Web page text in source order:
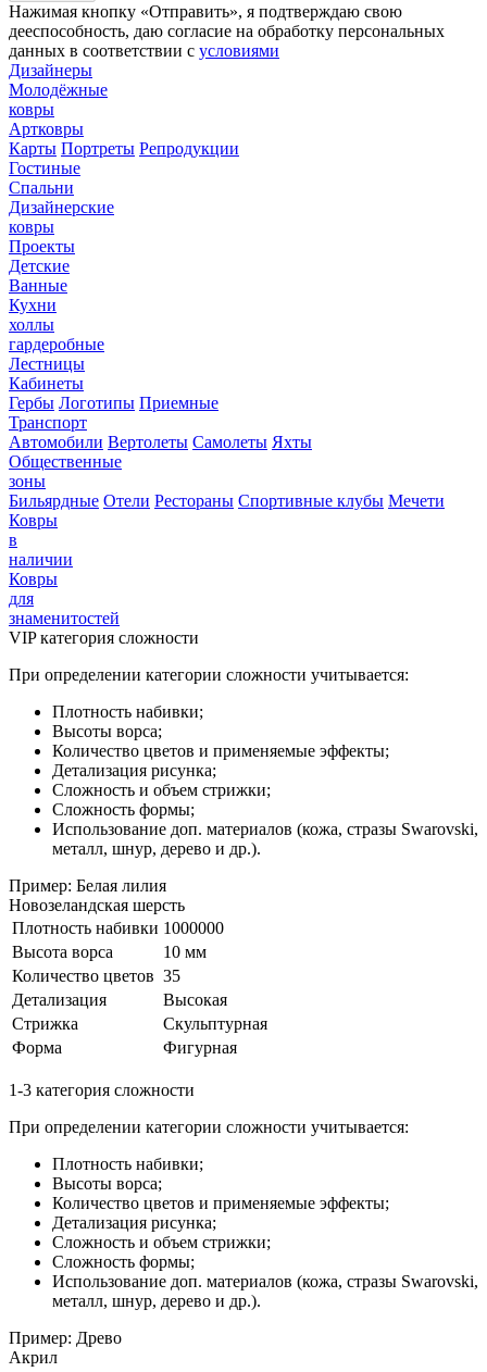
Нажимая кнопку «Отправить», я подтверждаю свою
дееспособность, даю согласие на обработку персональных
данных в соответствии с условиями
Дизайнеры
Молодёжные
ковры
Артковры
Карты Портреты Репродукции
Гостиные
Спальни
Дизайнерские
ковры
Проекты
Детские
Ванные
Кухни
холлы
гардеробные
Лестницы
Кабинеты
Гербы Логотипы Приемные
Транспорт
Автомобили Вертолеты Самолеты Яхты
Общественные
зоны
Бильярдные Отели Рестораны Спортивные клубы Мечети
Ковры
в
наличии
Ковры
для
знаменитостей
VIP категория сложности
При определении категории сложности учитывается:
Плотность набивки;
Высоты ворса;
Количество цветов и применяемые эффекты;
Детализация рисунка;
Сложность и объем стрижки;
Сложность формы;
Использование доп. материалов (кожа, стразы Swarovski,
металл, шнур, дерево и др.).
Пример: Белая лилия
Новозеландская шерсть
Плотность набивки 1000000
Высота ворса
10 мм
Количество цветов 35
Детализация
Высокая
Стрижка
Скульптурная
Форма
Фигурная
1-3 категория сложности
При определении категории сложности учитывается:
Плотность набивки;
Высоты ворса;
Количество цветов и применяемые эффекты;
Детализация рисунка;
Сложность и объем стрижки;
Сложность формы;
Использование доп. материалов (кожа, стразы Swarovski,
металл, шнур, дерево и др.).
Пример: Древо
Акрил